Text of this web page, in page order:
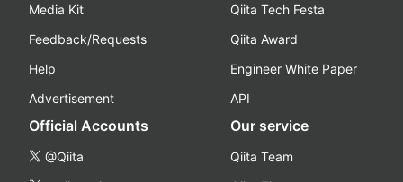
Media Kit
Feedback/Requests
Help
Advertisement
Qiita Tech Festa
Qiita Award
Engineer White Paper
API
Official Accounts
@Qiita
Our service
Qiita Team